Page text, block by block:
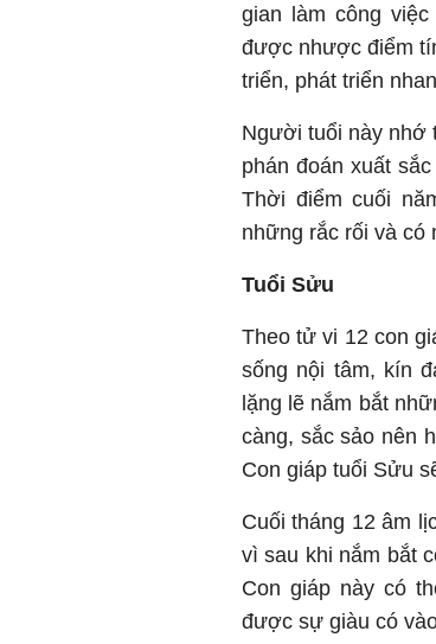
gian làm công
được nhược điểm
triển, phát triển
Người tuổi này nhớ
phán đoán xuất
Thời điểm cuối
những rắc rối và có
Tuổi Sửu
Theo tử vi 12 con
sống nội tâm, kín
lặng lẽ nắm bắt
càng, sắc sảo nên
Con giáp tuổi Sửu
Cuối tháng 12 âm
vì sau khi nắm bắt
Con giáp này có
được sự giàu có